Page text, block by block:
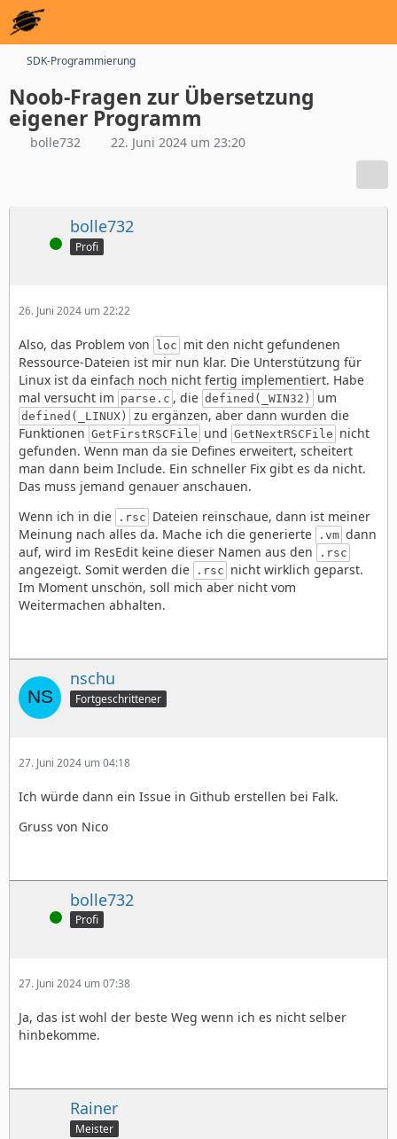
SDK-Programmierung
Noob-Fragen zur Übersetzung
eigener Programm
bolle732 22. Juni 2024 um 23:20
Online
bolle732
Profi
26. Juni 2024 um 22:22
Also, das Problem von loc mit den nicht gefundenen
Ressource-Dateien ist mir nun klar. Die Unterstützung für
Linux ist da einfach noch nicht fertig implementiert. Habe
mal versucht im parse.c , die defined(_WIN32) um
defined(_LINUX)
zu ergänzen, aber dann wurden die
Funktionen GetFirstRSCFile und GetNextRSCFile nicht
gefunden. Wenn man da sie Defines erweitert, scheitert
man dann beim Include. Ein schneller Fix gibt es da nicht.
Das muss jemand genauer anschauen.
Wenn ich in die
.rsc Dateien reinschaue, dann ist meiner
Meinung nach alles da. Mache ich die generierte
.vm dann
auf, wird im ResEdit keine dieser Namen aus den
.rsc
angezeigt. Somit werden die .rsc nicht wirklich geparst.
Im Moment unschön, soll mich aber nicht vom
Weitermachen abhalten.
nschu
Fortgeschrittener
27. Juni 2024 um 04:18
Ich würde dann ein Issue in Github erstellen bei Falk.
Gruss von Nico
Online
bolle732
Profi
27. Juni 2024 um 07:38
Ja, das ist wohl der beste Weg wenn ich es nicht selber
hinbekomme.
Rainer
Meister